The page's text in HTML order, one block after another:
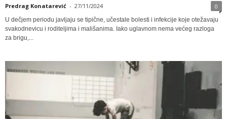
Predrag Konatarević - 27/11/2024 0
U dečjem periodu javljaju se tipične, učestale bolesti i infekcije koje otežavaju
svakodnevicu i roditeljima i mališanima. Iako uglavnom nema većeg razloga
za brigu,...